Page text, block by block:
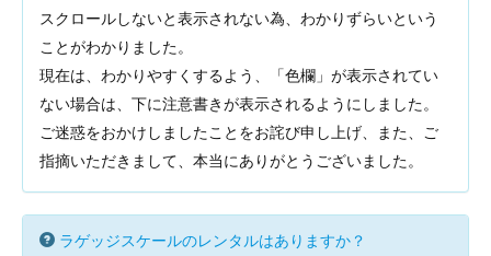
スクロールしないと表示されない為、わかりずらいという
ことがわかりました。
現在は、わかりやすくするよう、「色欄」が表示されてい
ない場合は、下に注意書きが表示されるようにしました。
ご迷惑をおかけしましたことをお詫び申し上げ、また、ご
指摘いただきまして、本当にありがとうございました。
ラゲッジスケールのレンタルはありますか？